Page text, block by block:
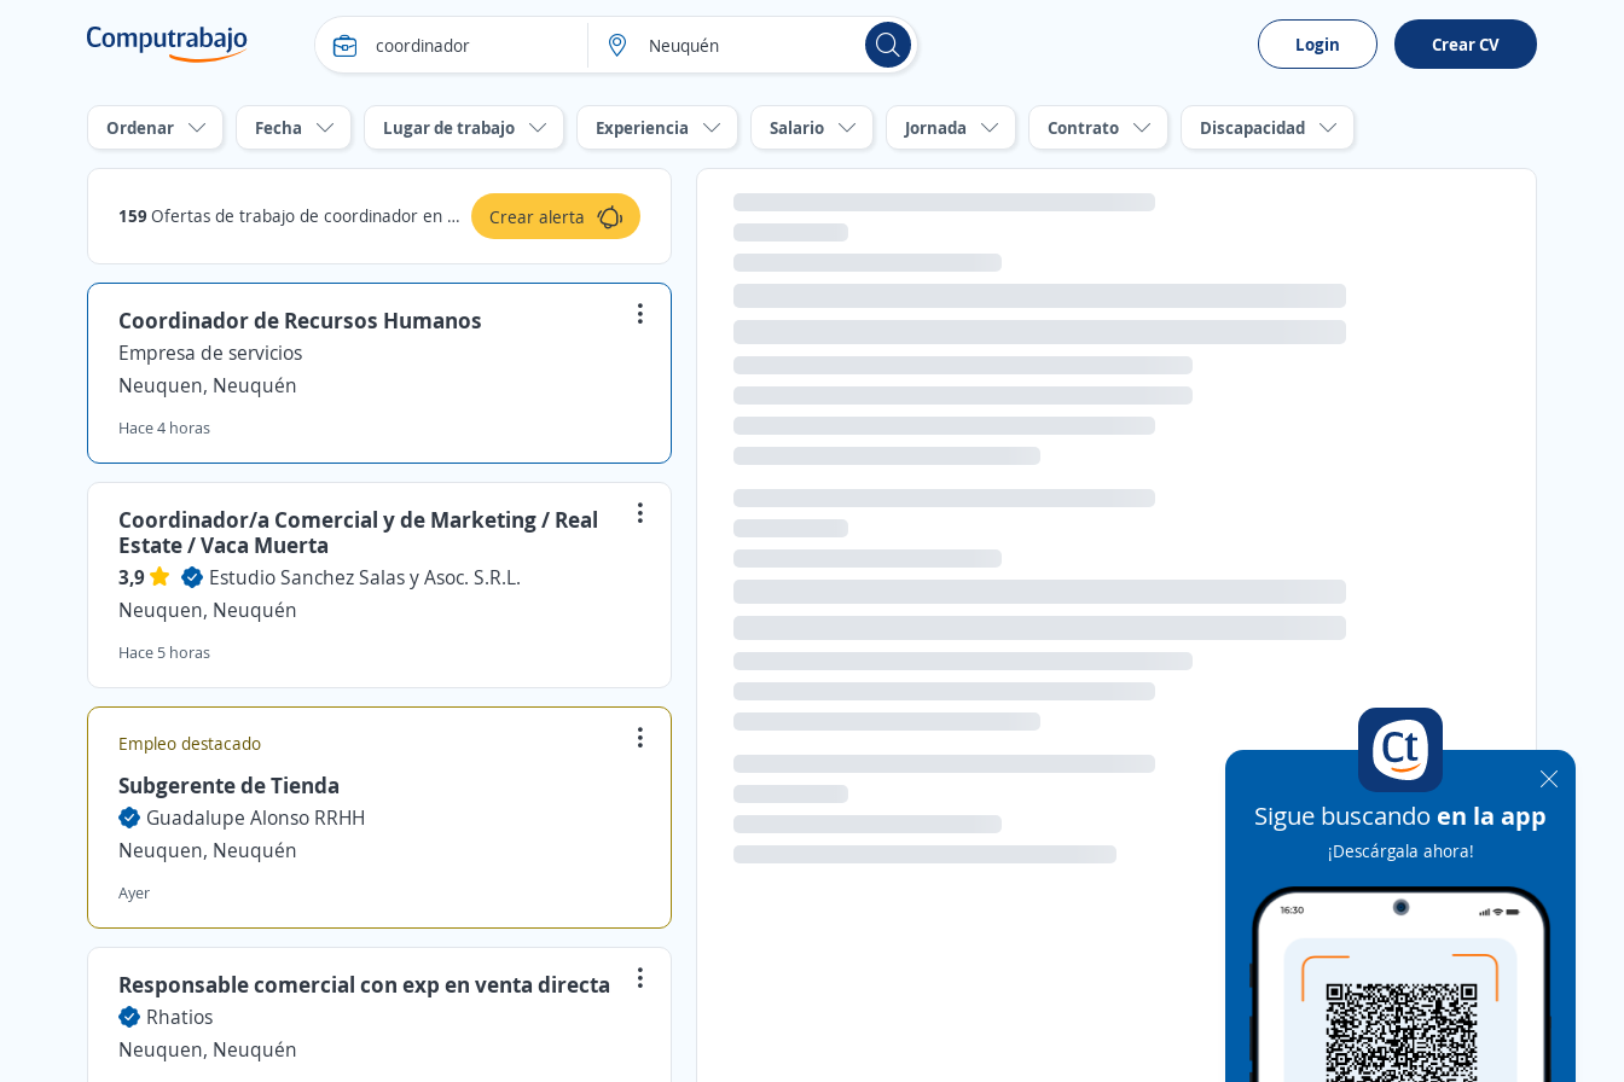
Login Crear CV
Ordenar Fecha Lugar de trabajo Experiencia Salario Jornada Contrato Discapacidad
159 Ofertas de trabajo de coordinador en Neuquén Crear alerta
Coordinador de Recursos Humanos
Empresa de servicios
Neuquen, Neuquén
Hace 4 horas
Coordinador/a Comercial y de Marketing / Real
Estate / Vaca Muerta
3,9
Estudio Sanchez Salas y Asoc. S.R.L.
Neuquen, Neuquén
Hace 5 horas
Empleo destacado
Subgerente de Tienda
Guadalupe Alonso RRHH
Neuquen, Neuquén
Ayer
Responsable comercial con exp en venta directa
Rhatios
Neuquen, Neuquén
Sigue buscando en la app
¡Descárgala ahora!